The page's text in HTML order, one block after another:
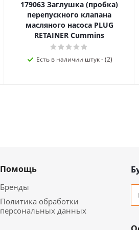
179063 Заглушка (пробка)
перепускного клапана
масляного насоса PLUG
RETAINER Cummins
Есть в наличии штук - (2)
Помощь
Бренды
Политика обработки
персональных данных